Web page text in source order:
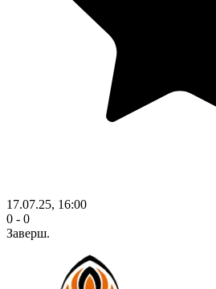
17.07.25, 16:00
0 - 0
Заверш.